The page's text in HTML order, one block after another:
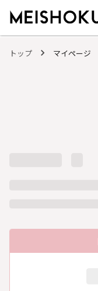
トップ マイページ